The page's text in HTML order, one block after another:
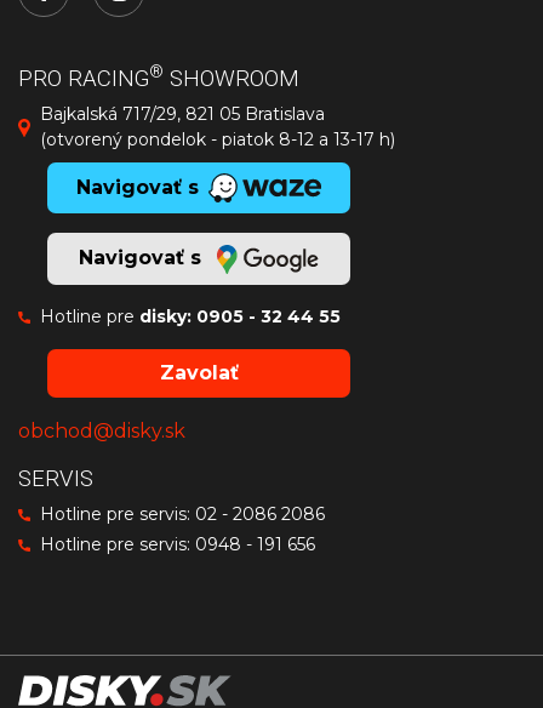
PRO RACING® SHOWROOM
Bajkalská 717/29, 821 05 Bratislava
(otvorený pondelok - piatok 8-12 a 13-17 h)
Navigovať s
Navigovať s
Hotline pre disky: 0905 - 32 44 55
Zavolať
obchod@disky.sk
SERVIS
Hotline pre servis: 02 - 2086 2086
Hotline pre servis: 0948 - 191 656